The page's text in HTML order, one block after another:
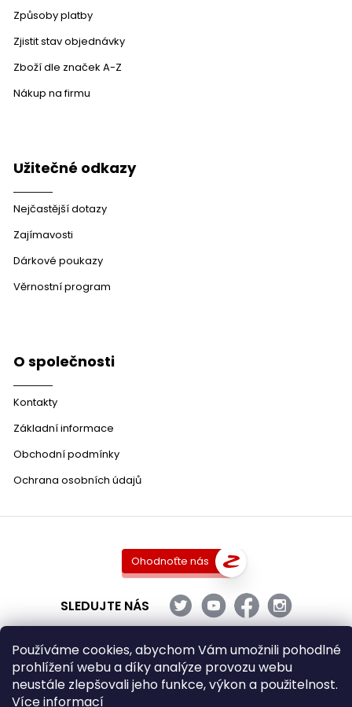
Používáme cookies, abychom Vám umožnili pohodlné
prohlížení webu a díky analýze provozu webu
neustále zlepšovali jeho funkce, výkon a použitelnost.
Více informací
Způsoby platby
Zjistit stav objednávky
Zboží dle značek A-Z
Nákup na firmu
Užitečné odkazy
Nejčastější dotazy
Zajímavosti
Dárkové poukazy
Věrnostní program
O společnosti
Kontakty
Základní informace
Obchodní podmínky
Ochrana osobních údajů
Ohodnoťte nás
SLEDUJTE NÁS
Copyright 2026DobraVina.cz. Všechna práva vyhrazena.
Upravit nastavení cookies